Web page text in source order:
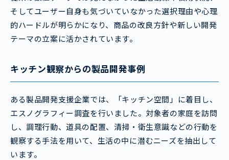
そしてユーザー自身も気づいていなかった選択理由や心理
的ハードルが明らかになり、商品の改良方針や新しい開発
テーマの立案に活かされています。
キッチン観察からの製品開発事例
ある製品開発支援企業では、「キッチン空間」に着目し、
エスノグラフィー調査を行いました。対象者の家庭を訪問
し、調理行動、道具の配置、清掃・衛生意識などの行動を
観察する手法を用いて、生活の中に潜むニーズを抽出して
います。